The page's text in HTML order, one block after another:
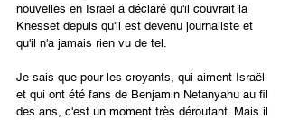
nouvelles en Israël a déclaré qu'il couvrait la
Knesset depuis qu'il est devenu journaliste et
qu'il n'a jamais rien vu de tel.
Je sais que pour les croyants, qui aiment Israël
et qui ont été fans de Benjamin Netanyahu au fil
des ans, c'est un moment très déroutant. Mais il